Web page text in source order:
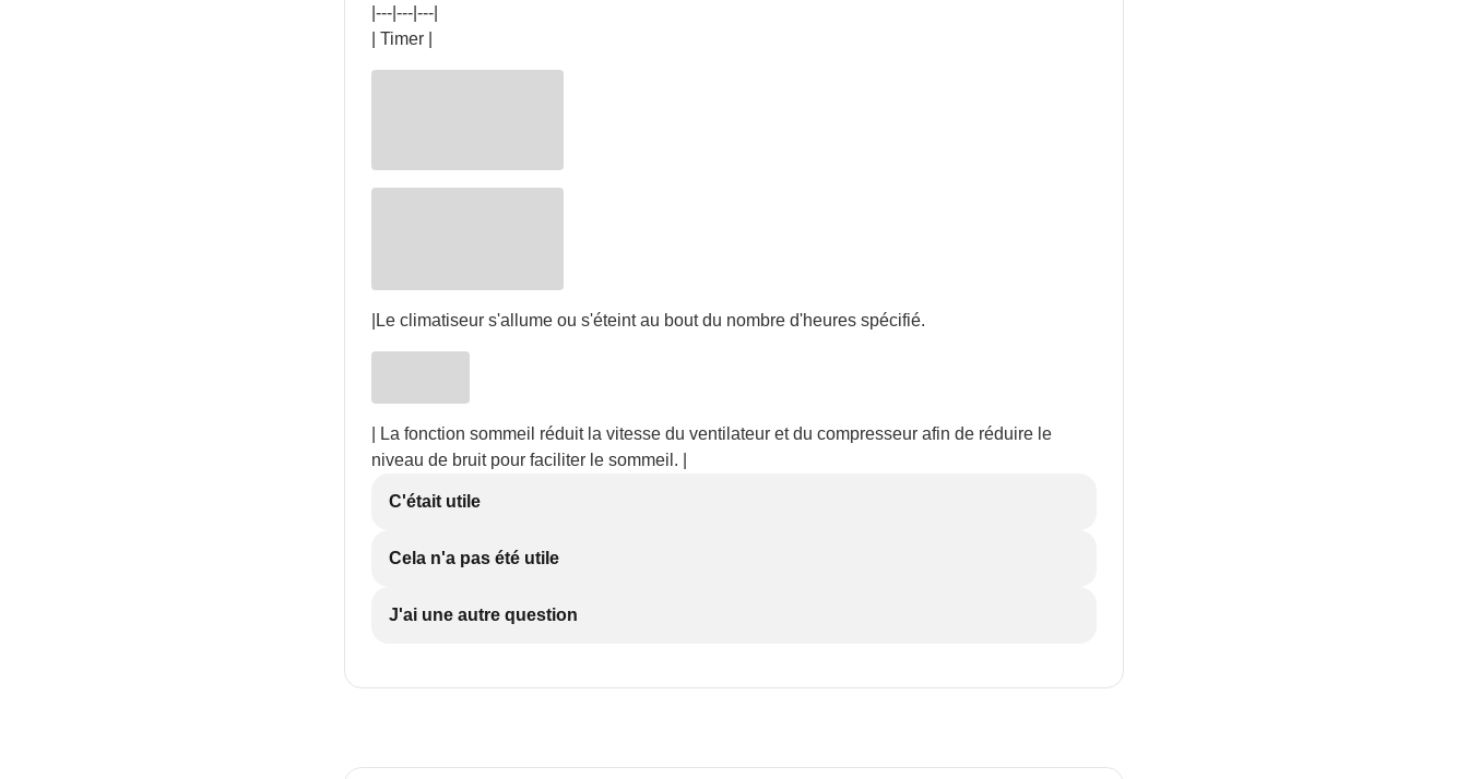
|---|---|---|
| Timer |
|Le climatiseur s'allume ou s'éteint au bout du nombre d'heures spécifié.
| La fonction sommeil réduit la vitesse du ventilateur et du compresseur afin de réduire le
niveau de bruit pour faciliter le sommeil. |
C'était utile
Cela n'a pas été utile
J'ai une autre question